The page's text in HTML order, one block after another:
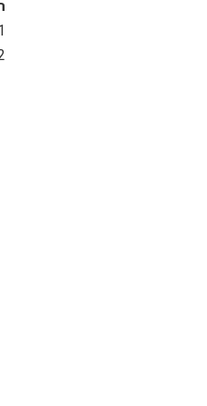
1. עטפי את רצועת הרמת הבטן סביב
2. חברי את החגורה לרפידה ומשכי את